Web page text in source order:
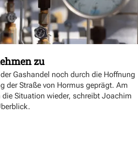
zu
Gashandel noch durch die Hoffnung
der Straße von Hormus geprägt. Am
Situation wieder, schreibt Joachim